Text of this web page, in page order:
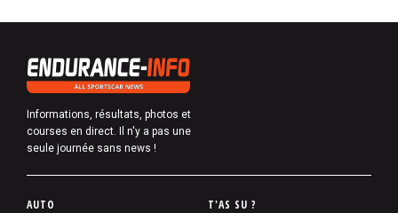
Informations, résultats, photos et
courses en direct. Il n'y a pas une
seule journée sans news !
P
AUTO T'AS SU ?